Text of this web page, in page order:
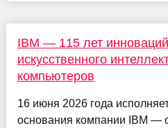
IBM — 115 лет
искусственного
компьютеров
16 июня 2026 года
основания компании IBM —